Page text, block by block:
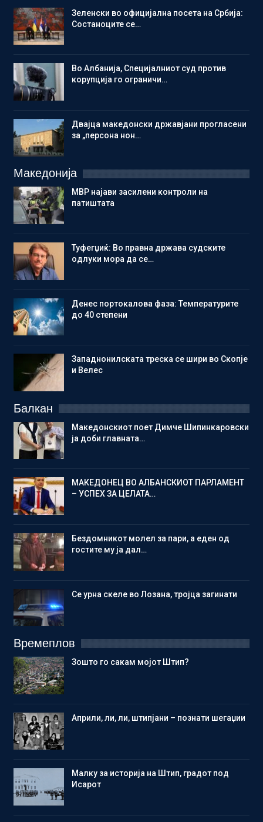
Зеленски во официјална посета на Србија:
Состаноците се…
Во Албанија, Специјалниот суд против
корупција го ограничи…
Двајца македонски државјани прогласени
за „персона нон…
Македонија
МВР најави засилени контроли на
патиштата
Туфегџиќ: Во правна држава судските
одлуки мора да се…
Денес портокалова фаза: Температурите
до 40 степени
Западнонилската треска се шири во Скопје
и Велес
Балкан
Македонскиот поет Димче Шипинкаровски
ја доби главната…
МАКЕДОНЕЦ ВО АЛБАНСКИОТ ПАРЛАМЕНТ
– УСПЕХ ЗА ЦЕЛАТА…
Бездомникот молел за пари, а еден од
гостите му ја дал…
Се урна скеле во Лозана, тројца загинати
Времеплов
Зошто го сакам мојот Штип?
Aприли, ли, ли, штипјани – познати шегаџии
Малку за историја на Штип, градот под
Исарот